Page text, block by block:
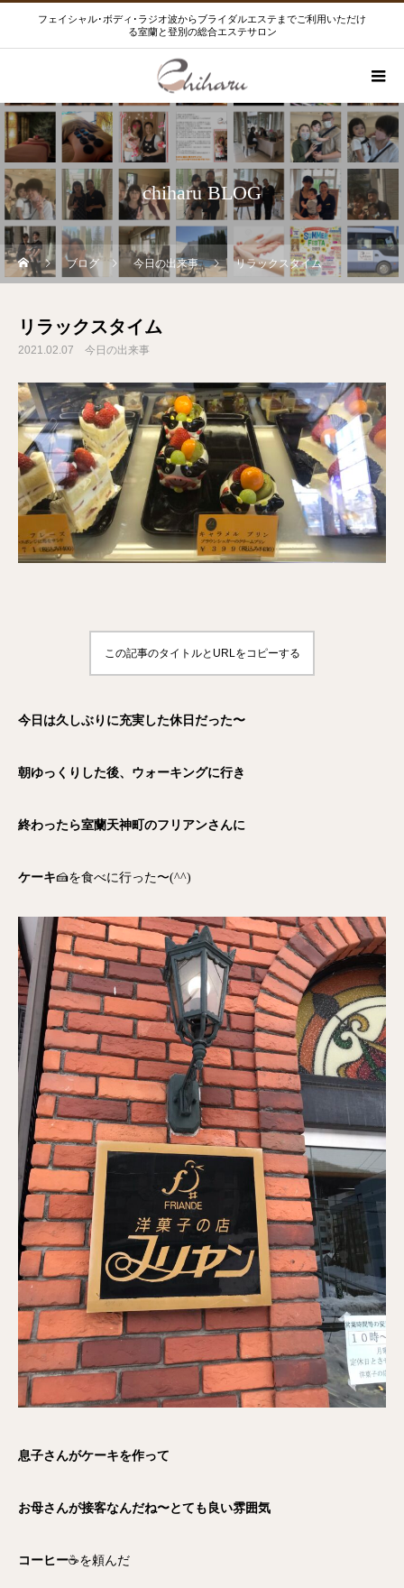
フェイシャル･ボディ･ラジオ波からブライダルエステまでご利用いただけ
る室蘭と登別の総合エステサロン
chiharu BLOG
ブログ 今日の出来事 リラックスタイム
リラックスタイム
2021.02.07 今日の出来事
この記事のタイトルとURLをコピーする
今日は久しぶりに充実した休日だった〜
朝ゆっくりした後、ウォーキングに行き
終わったら室蘭天神町のフリアンさんに
ケーキ🍰を食べに行った〜(^^)
息子さんがケーキを作って
お母さんが接客なんだね〜とても良い雰囲気
コーヒー☕️を頼んだ